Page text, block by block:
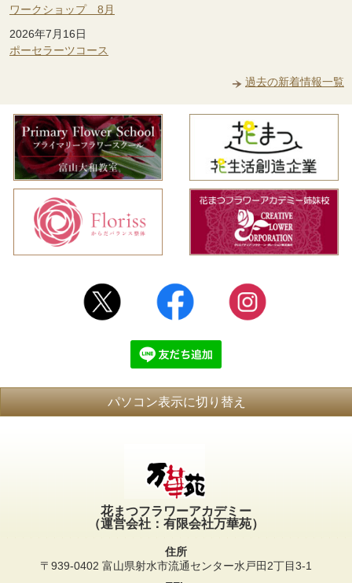
ワークショップ 8月
2026年7月16日
ポーセラーツコース
過去の新着情報一覧
パソコン表示に切り替え
花まつフラワーアカデミー
（運営会社：有限会社万華苑）
住所
〒939-0402 富山県射水市流通センター水戸田2丁目3-1